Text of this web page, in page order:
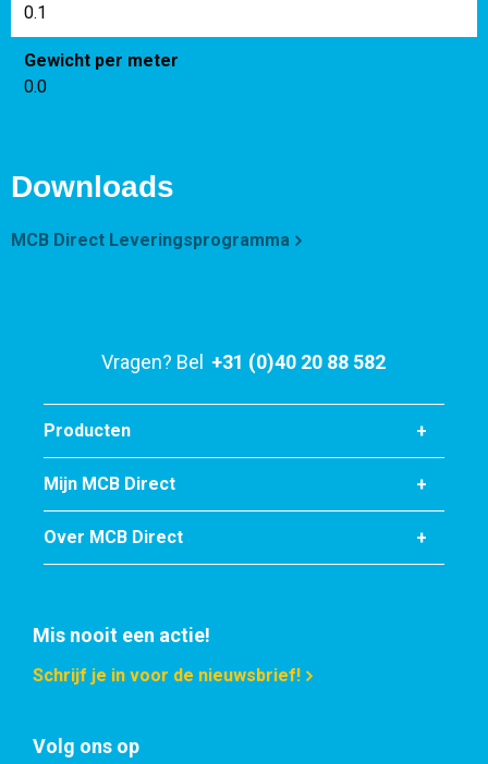
0.1
Gewicht per meter
0.0
Downloads
MCB Direct Leveringsprogramma
Vragen? Bel +31 (0)40 20 88 582
Producten
Mijn MCB Direct
Over MCB Direct
Mis nooit een actie!
Schrijf je in voor de nieuwsbrief!
Volg ons op